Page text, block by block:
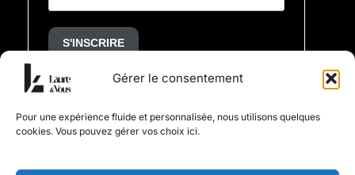
Gérer le consentement
Pour une expérience fluide et personnalisée, nous utilisons quelques
cookies. Vous pouvez gérer vos choix ici.